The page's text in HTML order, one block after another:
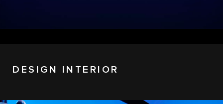
DESIGN INTERIOR